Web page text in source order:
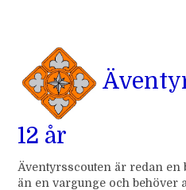
12 år
Äventyrsscouten är redan
än en vargunge och behöver